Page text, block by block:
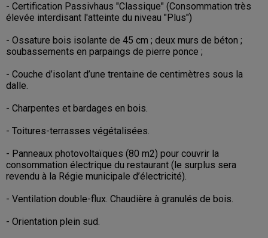
- Certification Passivhaus "Classique" (Consommation très
élevée interdisant l'atteinte du niveau "Plus")
- Ossature bois isolante de 45 cm ; deux murs de béton ;
soubassements en parpaings de pierre ponce ;
- Couche d’isolant d’une trentaine de centimètres sous la
dalle.
- Charpentes et bardages en bois.
- Toitures-terrasses végétalisées.
- Panneaux photovoltaïques (80 m2) pour couvrir la
consommation électrique du restaurant (le surplus sera
revendu à la Régie municipale d’électricité).
- Ventilation double-flux. Chaudière à granulés de bois.
- Orientation plein sud.